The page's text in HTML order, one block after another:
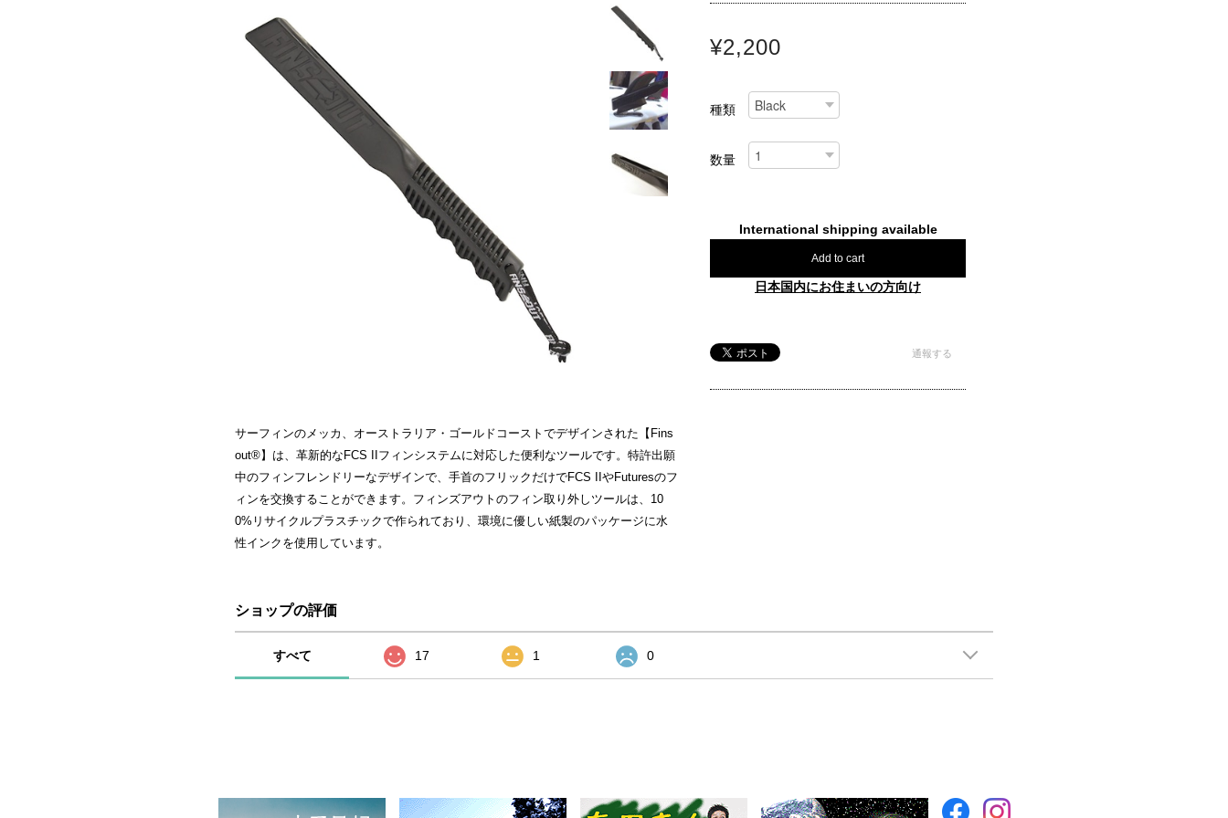
サーフィンのメッカ、オーストラリア・ゴールドコーストでデザインされた【Fins
out®】は、革新的なFCS IIフィンシステムに対応した便利なツールです。特許出願
中のフィンフレンドリーなデザインで、手首のフリックだけでFCS IIやFuturesのフ
ィンを交換することができます。フィンズアウトのフィン取り外しツールは、10
0%リサイクルプラスチックで作られており、環境に優しい紙製のパッケージに水
性インクを使用しています。
¥2,200
種類
数量
International shipping available
Add to cart
日本国内にお住まいの方向け
通報する
ショップの評価
すべて 17 1 0